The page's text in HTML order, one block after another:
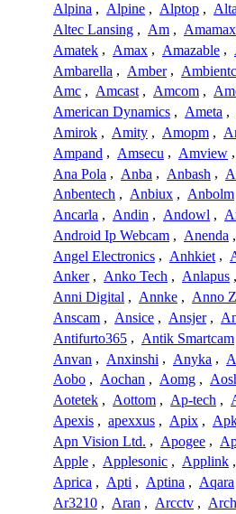
Alpina , Alpine , Alptop ,
Altec Lansing , Am , Amamax
Amatek , Amax , Amazable ,
Ambarella , Amber ,
Amc , Amcast , Amcom ,
American Dynamics , Ameta ,
Amirok , Amity , Amopm ,
Ampand , Amsecu , Amview ,
Ana Pola , Anba , Anbash ,
Anbentech , Anbiux , Anbolm
Ancarla , Andin , Andowl ,
Android Ip Webcam , Anenda ,
Angel Electronics , Anhkiet ,
Anker , Anko Tech , Anlapus ,
Anni Digital , Annke , Anno
Anscam , Ansice , Ansjer ,
Antifurto365 , Antik Smartcam
Anvan , Anxinshi , Anyka ,
Aobo , Aochan , Aomg ,
Aotetek , Aottom , Ap-tech ,
Apexis , apexxus , Apix ,
Apn Vision Ltd. , Apogee ,
Apple , Applesonic , Applink ,
Aprica , Apti , Aptina , Aqara
Ar3210 , Aran , Arcctv ,